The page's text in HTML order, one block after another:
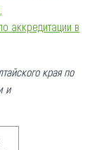
аккредитации в
края по
и